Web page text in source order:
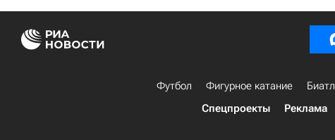
Футбол Фигурное катание
Спецпроекты
Реклама